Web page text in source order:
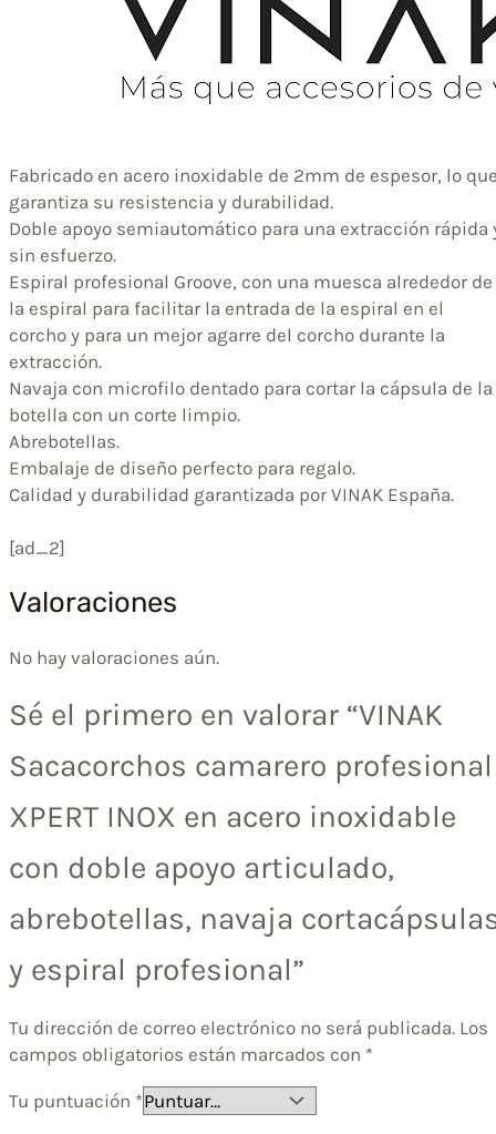
Fabricado en acero inoxidable de 2mm de espesor, lo
garantiza su resistencia y durabilidad.
Doble apoyo semiautomático para una extracción rápida
sin esfuerzo.
Espiral profesional Groove, con una muesca alrededor de
la espiral para facilitar la entrada de la espiral en el
corcho y para un mejor agarre del corcho durante la
extracción.
Navaja con microfilo dentado para cortar la cápsula de la
botella con un corte limpio.
Abrebotellas.
Embalaje de diseño perfecto para regalo.
Calidad y durabilidad garantizada por VINAK España.
[ad_2]
Valoraciones
No hay valoraciones aún.
Sé el primero en valorar “VINAK
Sacacorchos camarero profesional
XPERT INOX en acero inoxidable
con doble apoyo articulado,
abrebotellas, navaja
y espiral profesional”
Tu dirección de correo electrónico no será publicada. Los
campos obligatorios están marcados con *
Tu puntuación *